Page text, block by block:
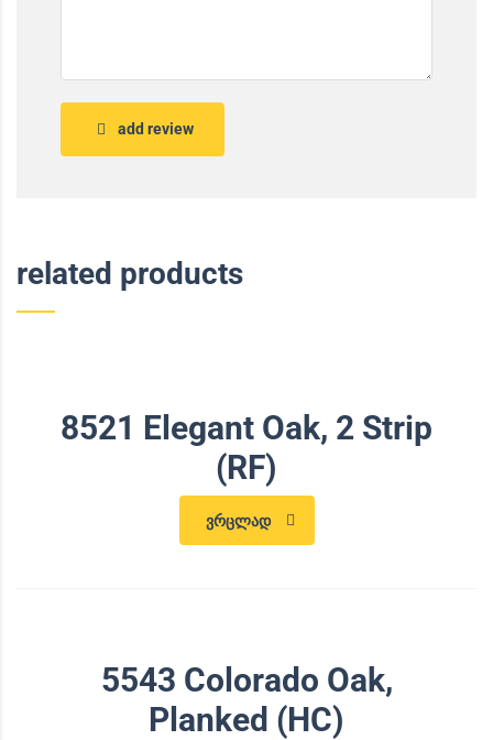
add review
related products
8521 Elegant Oak, 2 Strip
(RF)
ვრცლად
5543 Colorado Oak,
Planked (HC)